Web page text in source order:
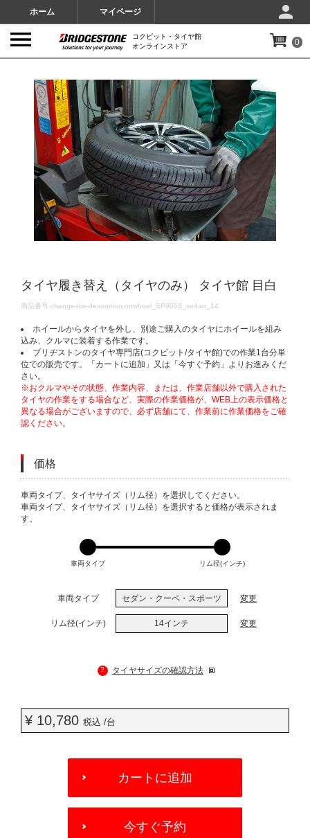
ホーム マイページ
コクピット・タイヤ館
オンラインストア
0
タイヤ履き替え（タイヤのみ） タイヤ館 目白
DETAILS
商品番号 change-tire-desorption-nowheel_SP9058_sedan_14
ホイールからタイヤを外し、別途ご購入のタイヤにホイールを組み
込み、クルマに装着する作業です。
ブリヂストンのタイヤ専門店(コクピット/タイヤ館)での作業1台分単
位での販売です。「カートに追加」又は「今すぐ予約」よりお進みくだ
さい。
※おクルマやその状態、作業内容、または、作業店舗以外で購入された
タイヤの作業をする場合など、実際の作業価格が、WEB上の表示価格と
異なる場合がございますので、必ず店舗にて、作業前に作業価格をご確
認ください。
価格
VARIATIONS
車両タイプ、タイヤサイズ（リム径）を選択してください。
車両タイプ、タイヤサイズ（リム径）を選択すると価格が表示されま
す。
車両タイプ リム径(インチ)
車両タイプ セダン・クーペ・スポーツ 変更
リム径(インチ) 14インチ 変更
? タイヤサイズの確認方法
¥ 10,780 税込 /台
OPTIONS
カートに追加
今すぐ予約